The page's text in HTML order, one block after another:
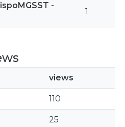
-
1
views
110
25